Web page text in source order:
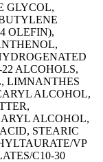
GLYCOL,
OLEFIN),
ALCOHOLS,
LIMNANTHES
ALCOHOL,
ALCOHOL,
STEARIC
VP
C10-30